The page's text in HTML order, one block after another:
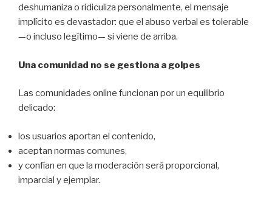
deshumaniza o ridiculiza personalmente, el mensaje
implícito es devastador: que el abuso verbal es tolerable
—o incluso legítimo— si viene de arriba.
Una comunidad no se gestiona a golpes
Las comunidades online funcionan por un equilibrio
delicado:
los usuarios aportan el contenido,
aceptan normas comunes,
y confían en que la moderación será proporcional,
imparcial y ejemplar.